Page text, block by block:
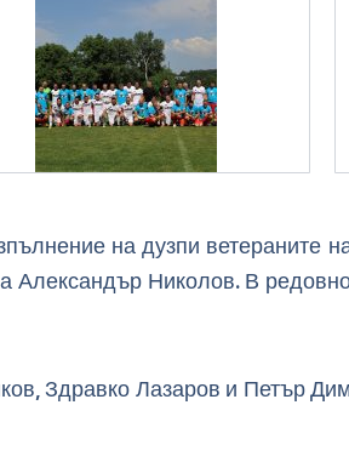
на дузпи ветераните
Александър Николов. В
Здравко Лазаров и Петър